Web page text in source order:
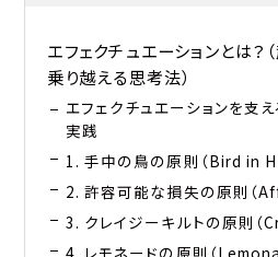
エフェクチュエーションとは
乗り越える思考法）
エフェクチュエーションを支
実践
1. 手中の鳥の原則（Bird in
2. 許容可能な損失の原則（
3. クレイジーキルトの原則（